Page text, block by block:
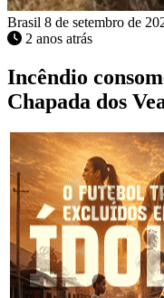
Brasil 8 de setembro de
2 anos atrás
Incêndio
Chapada dos